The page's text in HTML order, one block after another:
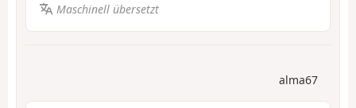
Maschinell übersetzt
alma67